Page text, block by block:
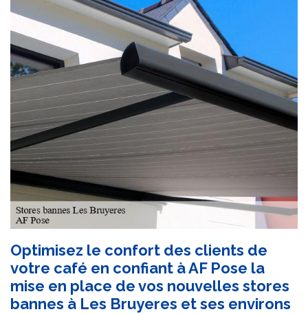
Optimisez le confort des clients de
votre café en confiant à AF Pose la
mise en place de vos nouvelles stores
bannes à Les Bruyeres et ses environs